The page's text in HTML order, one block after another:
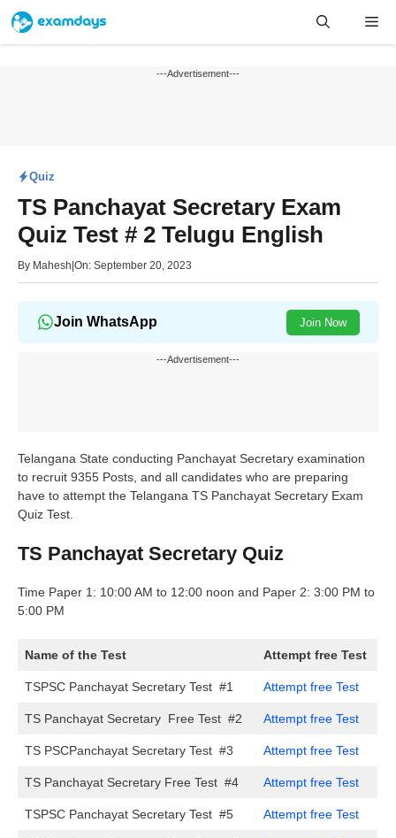
Skip
content
---Advertisement---
Quiz
TS Panchayat Secretary Exam
Quiz Test # 2 Telugu English
By Mahesh On: September 20, 2023
Join WhatsApp Join Now
---Advertisement---
Telangana State conducting Panchayat Secretary examination
to recruit 9355 Posts, and all candidates who are preparing
have to attempt the Telangana TS Panchayat Secretary Exam
Quiz Test.
TS Panchayat Secretary Quiz
Time Paper 1: 10:00 AM to 12:00 noon and Paper 2: 3:00 PM to
5:00 PM
Name of the Test Attempt free Test
TSPSC Panchayat Secretary Test #1 Attempt free Test
TS Panchayat Secretary Free Test #2 Attempt free Test
TS PSCPanchayat Secretary Test #3 Attempt free Test
TS Panchayat Secretary Free Test #4 Attempt free Test
TSPSC Panchayat Secretary Test #5 Attempt free Test